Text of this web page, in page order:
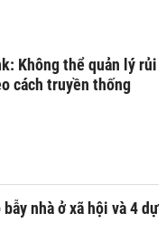
Không thể quản lý rủi
cách truyền thống
nhà ở xã hội và 4 dự